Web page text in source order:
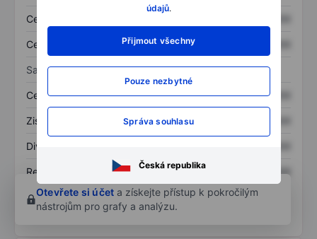
údajů.
Přijmout všechny
Pouze nezbytné
Správa souhlasu
Česká republika
Celková aktiva
Celkový dluh XXXXXXX
Sazby
Cena/tržby XXXXXXX XXXXXXX
Zisk na akcii XXXXXXX
Dividenda na akcii
Rentabilita kapitálu XXXXXXX
XXXXXXX
Otevřete si účet a získejte přístup k pokročilým
nástrojům pro grafy a analýzu.